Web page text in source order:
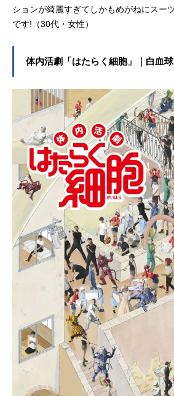
ションが綺麗すぎてしかもめがねにスー
です!（30代・女性）
体内活劇「はたらく細胞」｜白血球